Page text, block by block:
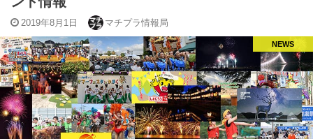
2019年8月1日 マチプラ情報局
NEWS